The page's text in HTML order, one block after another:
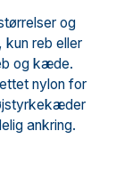
og
reb eller
og kæde.
nylon for
ankring.